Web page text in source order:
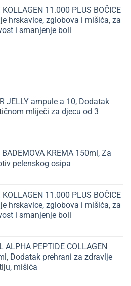
KOLLAGEN 11.000 PLUS BOČICE
hrskavice, zglobova i mišića, za
i smanjenje boli
JELLY ampule a 10, Dodatak
mliječi za djecu od 3
KREMA 150ml, Za
pelenskog osipa
KOLLAGEN 11.000 PLUS BOČICE
hrskavice, zglobova i mišića, za
i smanjenje boli
ALPHA PEPTIDE COLLAGEN
Dodatak prehrani za zdravlje
mišića